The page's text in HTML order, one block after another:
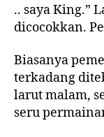
.. saya King.”
dicocokkan.
Biasanya
terkadang
larut malam,
seru